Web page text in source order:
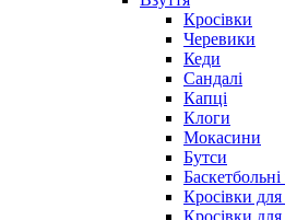
Кросівки
Черевики
Кеди
Сандалі
Капці
Клоги
Мокасини
Бутси
Баскетбольні
Кросівки для
Кросівки